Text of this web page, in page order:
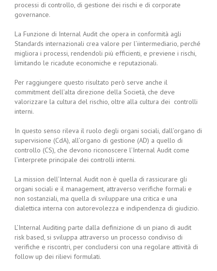
processi di controllo, di gestione dei rischi e di corporate
governance.
La Funzione di Internal Audit che opera in conformità agli
Standards internazionali crea valore per l’iintermediario, perché
migliora i processi, rendendoli più efficienti, e previene i rischi,
limitando le ricadute economiche e reputazionali.
Per raggiungere questo risultato però serve anche il
commitment dell’alta direzione della Società, che deve
valorizzare la cultura del rischio, oltre alla cultura dei controlli
interni.
In questo senso rileva il ruolo degli organi sociali, dall’organo di
supervisione (CdA), all’organo di gestione (AD) a quello di
controllo (CS), che devono riconoscere l’Internal Audit come
l’interprete principale dei controlli interni.
La mission dell’Internal Audit non è quella di rassicurare gli
organi sociali e il management, attraverso verifiche formali e
non sostanziali, ma quella di sviluppare una critica e una
dialettica interna con autorevolezza e indipendenza di giudizio.
L’Internal Auditing parte dalla definizione di un piano di audit
risk based, si sviluppa attraverso un processo condiviso di
verifiche e riscontri, per concludersi con una regolare attività di
follow up dei rilievi formulati.